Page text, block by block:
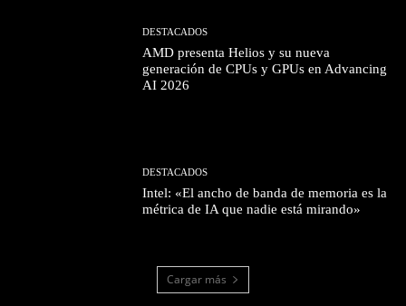
DESTACADOS
AMD presenta Helios y su nueva
generación de CPUs y GPUs en Advancing
AI 2026
DESTACADOS
Intel: «El ancho de banda de memoria es la
métrica de IA que nadie está mirando»
Cargar más